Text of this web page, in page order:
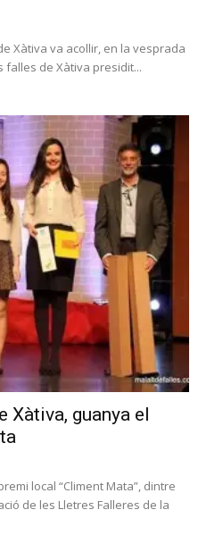
Xàtiva va acollir, en la vesprada
falles de Xàtiva presidit...
Xàtiva, guanya el
local “Climent Mata”, dintre
de les Lletres Falleres de la